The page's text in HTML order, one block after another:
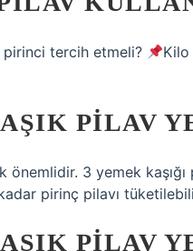
pirinci tercih etmeli?
Kilo
PILAV
3 yemek
pirinç pilavı
PILAV